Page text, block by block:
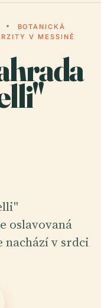
BOTANICKÁ
V MESSINĚ
oslavovaná
nachází v srdci